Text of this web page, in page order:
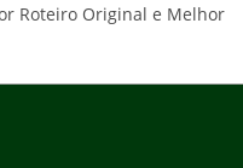
Roteiro Original e Melhor